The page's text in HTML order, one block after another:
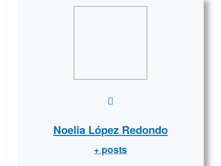
Noelia López Redondo
+ posts